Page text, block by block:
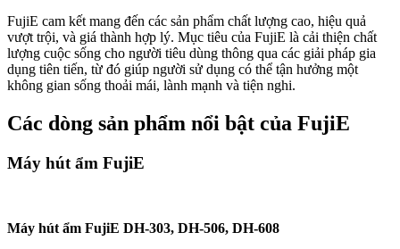
FujiE cam kết mang đến các sản phẩm chất lượng cao, hiệu quả
vượt trội, và giá thành hợp lý. Mục tiêu của FujiE là cải thiện chất
lượng cuộc sống cho người tiêu dùng thông qua các giải pháp gia
dụng tiên tiến, từ đó giúp người sử dụng có thể tận hưởng một
không gian sống thoải mái, lành mạnh và tiện nghi.
Các dòng sản phẩm nổi bật của FujiE
Máy hút ẩm FujiE
Máy hút ẩm FujiE DH-303, DH-506, DH-608